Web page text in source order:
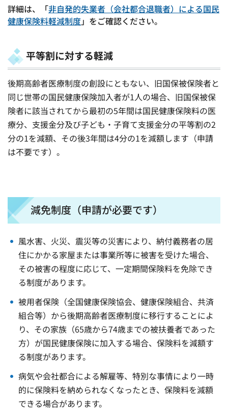
詳細は、「非自発的失業者（会社都合退職者）による国民
健康保険料軽減制度」をご確認ください。
平等割に対する軽減
後期高齢者医療制度の創設にともない、旧国保被保険者と
同じ世帯の国民健康保険加入者が1人の場合、旧国保被保
険者に該当されてから最初の5年間は国民健康保険料の医
療分、支援金分及び子ども・子育て支援金分の平等割の2
分の1を減額、その後3年間は4分の1を減額します（申請
は不要です）。
減免制度（申請が必要です）
風水害、火災、震災等の災害により、納付義務者の居
住にかかる家屋または事業所等に被害を受けた場合、
その被害の程度に応じて、一定期間保険料を免除でき
る制度があります。
被用者保険（全国健康保険協会、健康保険組合、共済
組合等）から後期高齢者医療制度に移行することによ
り、その家族（65歳から74歳までの被扶養者であった
方）が国民健康保険に加入する場合、保険料を減額す
る制度があります。
病気や会社都合による解雇等、特別な事情により一時
的に保険料を納められなくなったとき、保険料を減額
できる場合があります。